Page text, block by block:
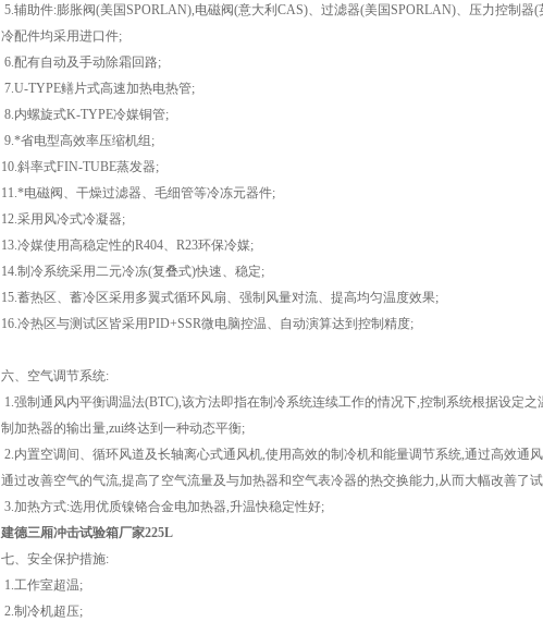
5.辅助件:膨胀阀(美国SPORLAN),电磁阀(意大利CAS)、过滤器(美国SPORLAN)、压力控制
冷配件均采用进口件;
6.配有自动及手动除霜回路;
7.U-TYPE鳝片式高速加热电热管;
8.内螺旋式K-TYPE冷媒铜管;
9.*省电型高效率压缩机组;
10.斜率式FIN-TUBE蒸发器;
11.*电磁阀、干燥过滤器、毛细管等冷冻元器件;
12.采用风冷式冷凝器;
13.冷媒使用高稳定性的R404、R23环保冷媒;
14.制冷系统采用二元冷冻(复叠式)快速、稳定;
15.蓄热区、蓄冷区采用多翼式循环风扇、强制风量对流、提高均匀温度效果;
16.冷热区与测试区皆采用PID+SSR微电脑控温、自动演算达到控制精度;
六、空气调节系统:
1.强制通风内平衡调温法(BTC),该方法即指在制冷系统连续工作的情况下,控制系统根据设定
制加热器的输出量,zui终达到一种动态平衡;
2.内置空调间、循环风道及长轴离心式通风机,使用高效的制冷机和能量调节系统,通过高效通
通过改善空气的气流,提高了空气流量及与加热器和空气表冷器的热交换能力,从而大幅改善了
3.加热方式:选用优质镍铬合金电加热器,升温快稳定性好;
建德三厢冲击试验箱厂家225L
七、安全保护措施:
1.工作室超温;
2.制冷机超压;